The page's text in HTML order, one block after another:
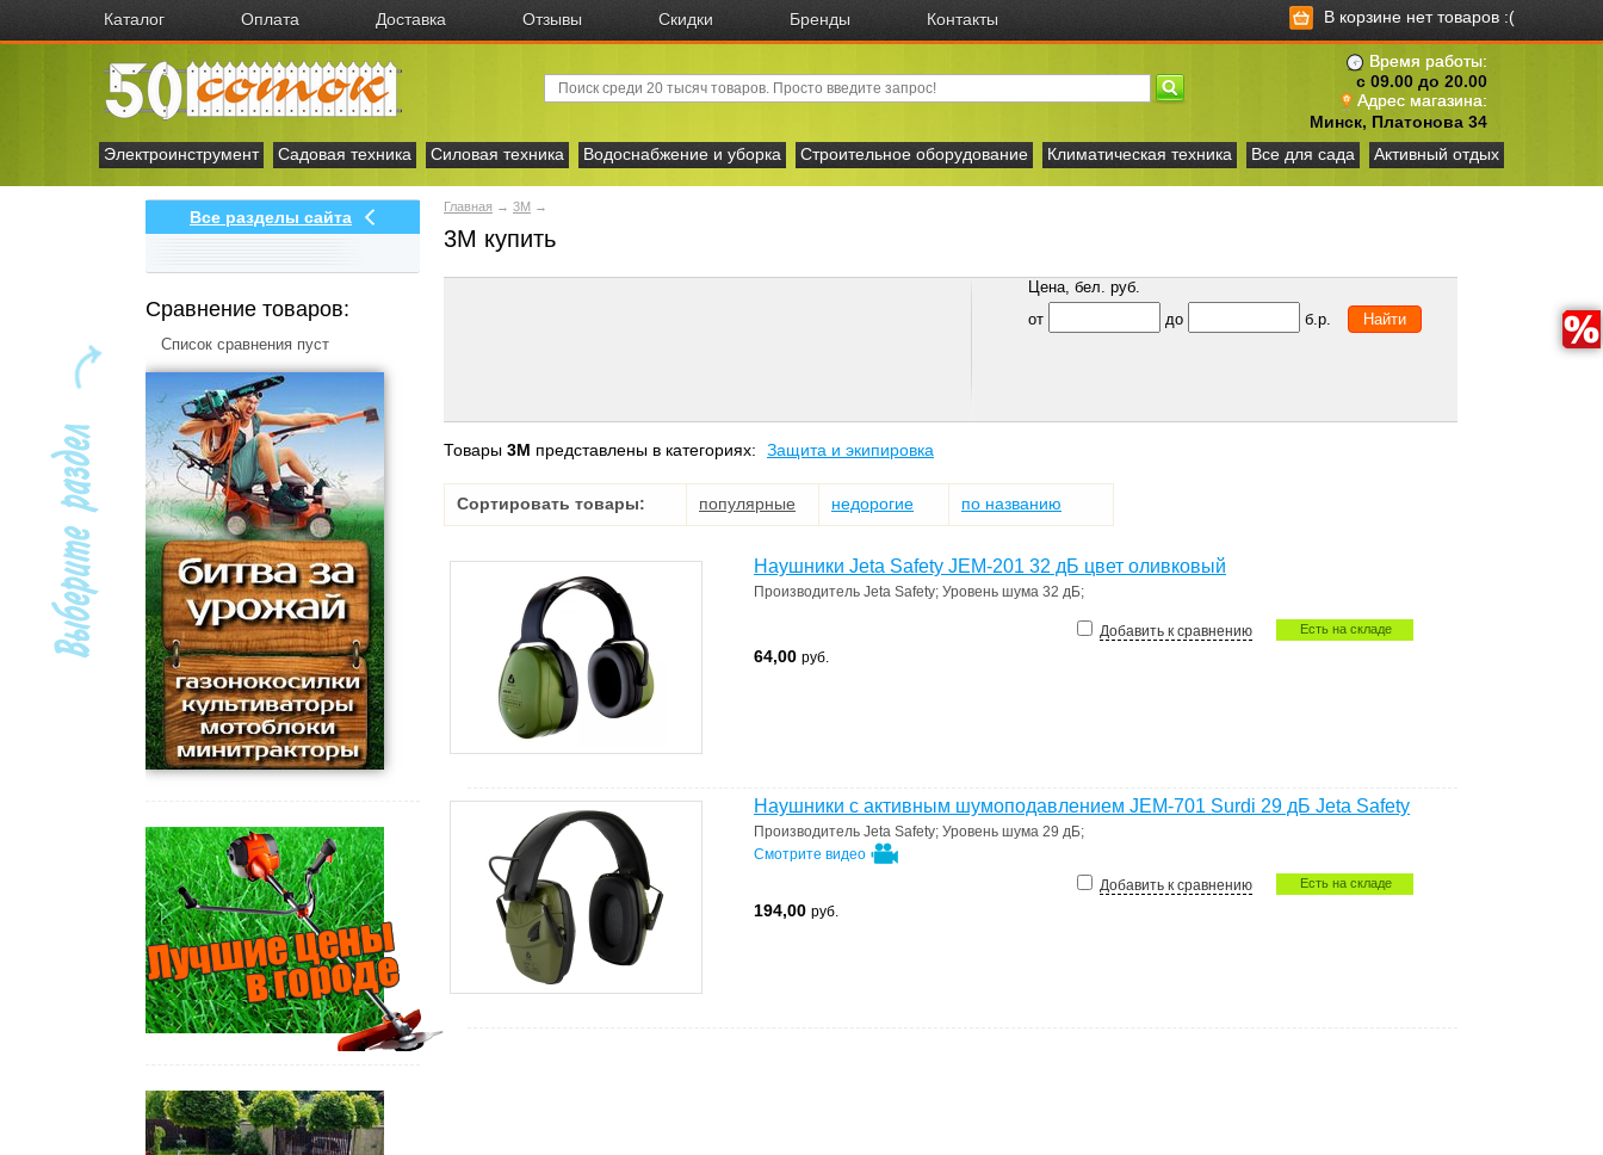
Каталог Оплата Доставка Отзывы Скидки Бренды Контакты В корзине нет товаров :(
Время работы:
с 09.00 до 20.00
Адрес магазина:
Минск, Платонова 34
Электроинструмент
Садовая техника Силовая техника Водоснабжение и уборка Строительное оборудование Климатическая техника Все для сада Активный отдых
Все разделы сайта
Сравнение товаров:
Список сравнения пуст
Главная → 3M →
3M купить
Цена, бел. руб.
от
до б.р.
Товары 3M представлены в категориях: Защита и экипировка
Сортировать товары: популярные недорогие по названию
Наушники Jeta Safety JEM-201 32 дБ цвет оливковый
Производитель Jeta Safety; Уровень шума 32 дБ;
Есть на складе
Добавить к сравнению
64,00 руб.
Наушники с активным шумоподавлением JEM-701 Surdi 29 дБ Jeta Safety
Производитель Jeta Safety; Уровень шума 29 дБ;
Смотрите видео
Есть на складе
Добавить к сравнению
194,00 руб.